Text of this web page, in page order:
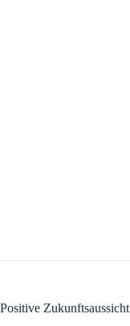
Positive Zukunftsaussicht